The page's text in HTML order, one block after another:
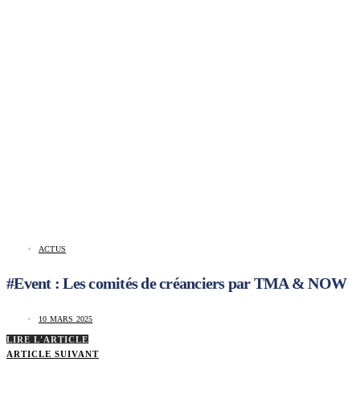
ACTUS
#Event : Les comités de créanciers par TMA & NOW
10 MARS 2025
LIRE L'ARTICLE
ARTICLE SUIVANT